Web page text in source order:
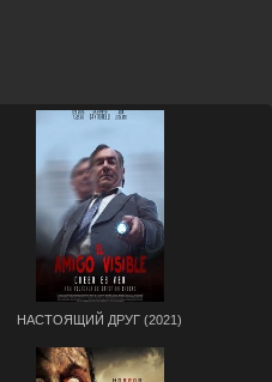
НАСТОЯЩИЙ ДРУГ (2021)